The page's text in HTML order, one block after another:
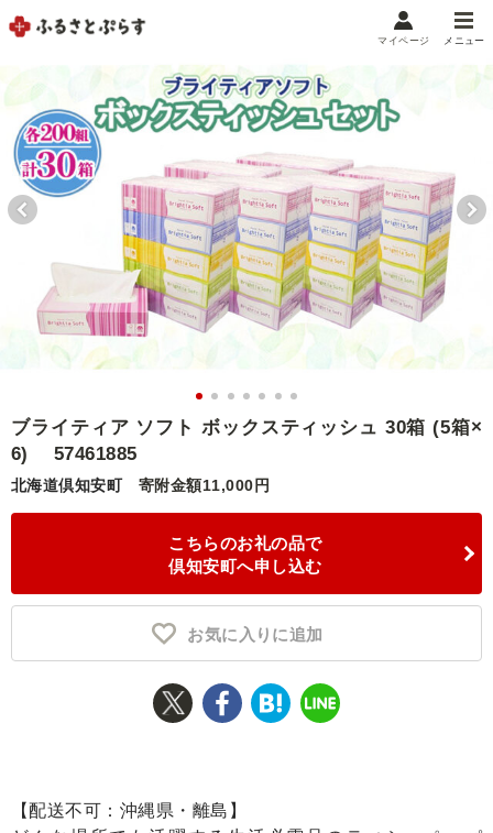
メニュー
マイメニュー
マイページ
お気に入り 閲覧履歴
メニュー
お礼の品から探す
お礼の品をカテゴリや金額で絞り込み
自治体から探す
ランキング
特集・おすすめ
マイページ
ブライティア ソフト ボックスティッシュ 30箱 (5箱×
6) 57461885
北海道倶知安町 寄附金額11,000円
こちらのお礼の品で
倶知安町へ申し込む
お気に入りに追加
【配送不可：沖縄県・離島】